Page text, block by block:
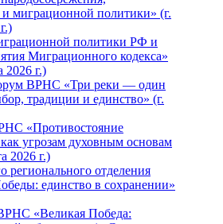
миграционной политики» (г.
политики РФ и
Миграционного кодекса»
2026 г.)
ВРНС «Три реки — один
традиции и единство» (г.
«Противостояние
угрозам духовным основам
2026 г.)
регионального отделения
единство в сохранении»
«Великая Победа: